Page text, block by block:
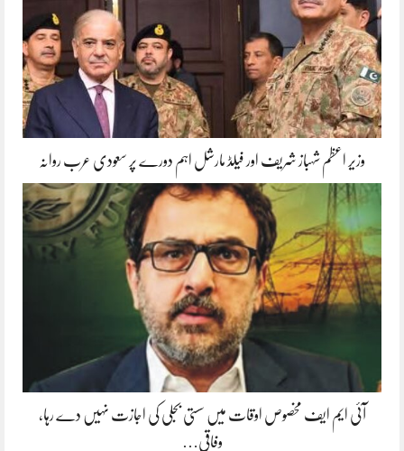
وزیر اعظم شہباز شریف اور فیلڈ مارشل اہم دورے پر سعودی عرب روانہ
آئی ایم ایف مخصوص اوقات میں سستی بجلی کی اجازت نہیں دے رہا،
وفاقی…